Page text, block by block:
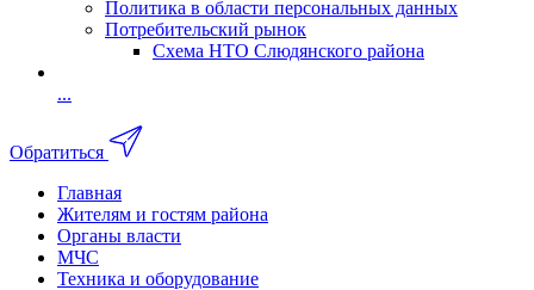
Политика в области персональных данных
Потребительский рынок
Схема НТО Слюдянского района
...
Обратиться
Главная
Жителям и гостям района
Органы власти
МЧС
Техника и оборудование